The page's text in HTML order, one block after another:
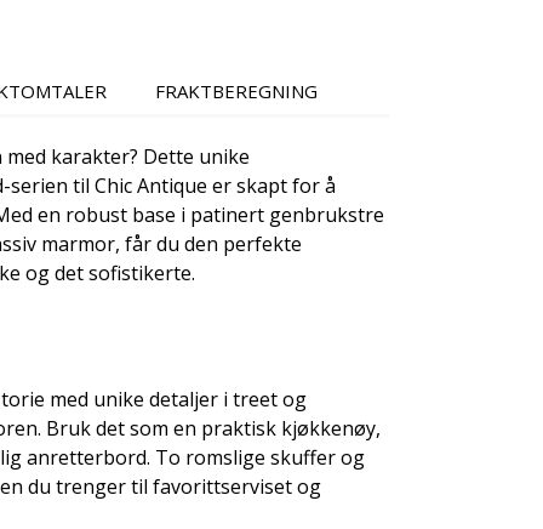
FRAKTBEREGNING
karakter? Dette unike
til Chic Antique er skapt for å
en robust base i patinert genbrukstre
marmor, får du den perfekte
og det sofistikerte.
med unike detaljer i treet og
Bruk det som en praktisk kjøkkenøy,
anretterbord. To romslige skuffer og
du trenger til favorittserviset og